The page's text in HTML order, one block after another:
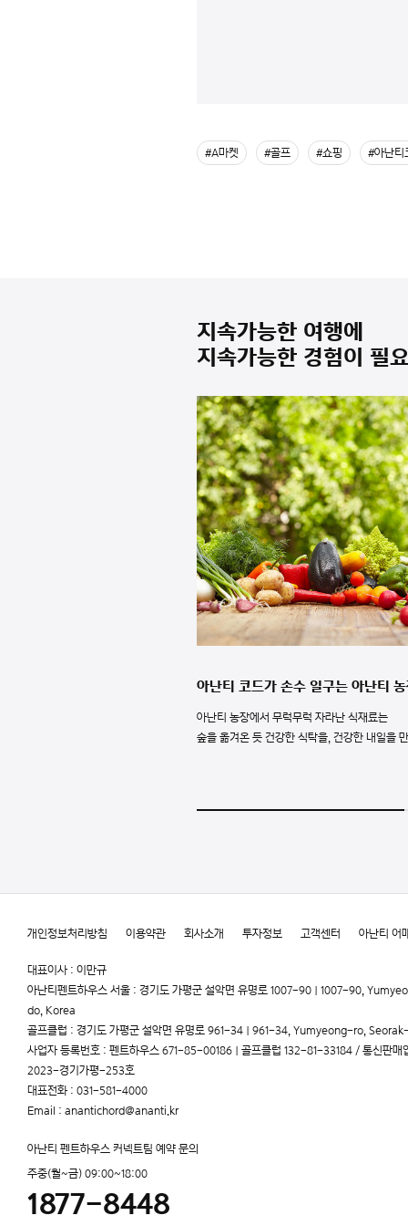
#A마켓 #골프 #쇼핑 #아난티
지속가능한 여행에
지속가능한 경험이 필
아난티 코드가 손수 일구는 아난티
아난티 농장에서 무럭무럭 자라난 식재료는
숲을 옮겨온 듯 건강한 식탁을, 건강한 내일을
개인정보처리방침 이용약관 회사소개 투자정보 고객센터 아난티 어
대표이사 : 이만규
아난티펜트하우스 서울 : 경기도 가평군 설악면 유명로 1007-90 | 1007-90,
do, Korea
골프클럽 : 경기도 가평군 설악면 유명로 961-34 | 961-34, Yumyeong-ro,
사업자 등록번호 : 펜트하우스 671-85-00186 | 골프클럽 132-81-33184 / 통신판매
2023-경기가평-253호
대표전화 : 031-581-4000
Email : anantichord@ananti.kr
아난티 펜트하우스 커넥트팀 예약 문의
주중(월~금) 09:00~18:00
1877-8448